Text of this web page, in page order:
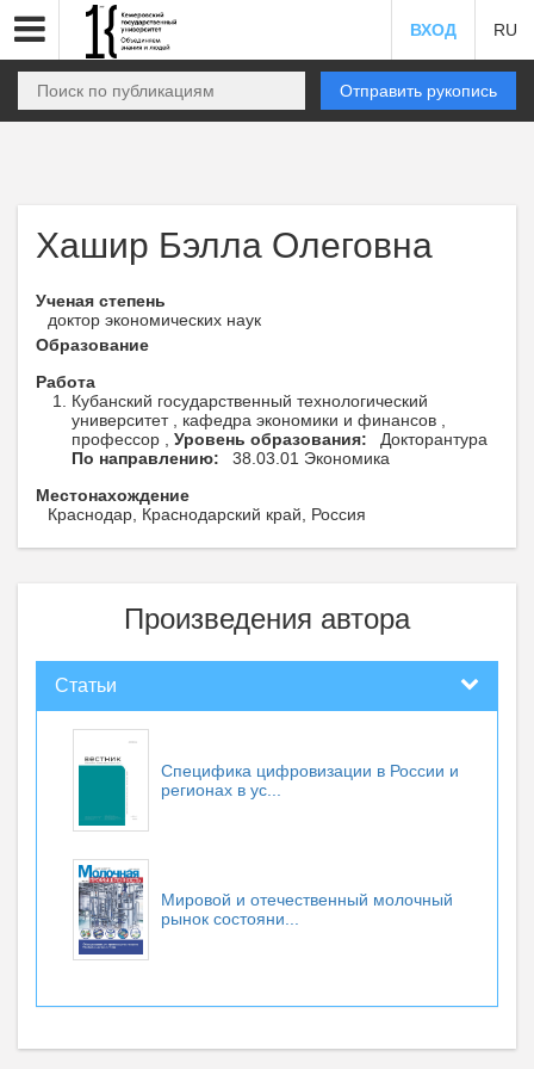
ВХОД RU
Отправить рукопись
Хашир Бэлла Олеговна
Ученая степень
доктор экономических наук
Образование
Работа
Кубанский государственный технологический
университет , кафедра экономики и финансов ,
профессор , Уровень образования:
Докторантура
По направлению:
38.03.01 Экономика
Местонахождение
Краснодар, Краснодарский край, Россия
Произведения автора
Статьи
Специфика цифровизации в России и
регионах в ус...
Мировой и отечественный молочный
рынок состояни...